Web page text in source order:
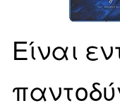
Είναι